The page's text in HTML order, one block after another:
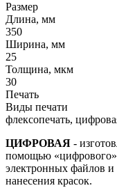
Размер
Длина, мм
350
Ширина, мм
25
Толщина, мкм
30
Печать
Виды печати
флексопечать,
ЦИФРОВАЯ -
помощью «цифрового»
электронных файлов
нанесения красок.